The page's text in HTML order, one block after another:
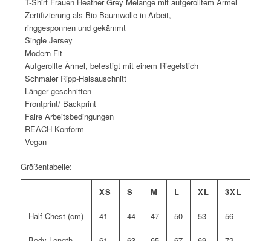
Zertifizierung als Bio-Baumwolle in Arbeit,
ringgesponnen und gekämmt
Single Jersey
Modern Fit
Aufgerollte Ärmel, befestigt mit einem Riegelstich
Schmaler Ripp-Halsauschnitt
Länger geschnitten
Frontprint/ Backprint
Faire Arbeitsbedingungen
REACH-Konform
Vegan
Größentabelle:
XS S M L XL 3XL
Half Chest (cm) 41 44 47 50 53 56